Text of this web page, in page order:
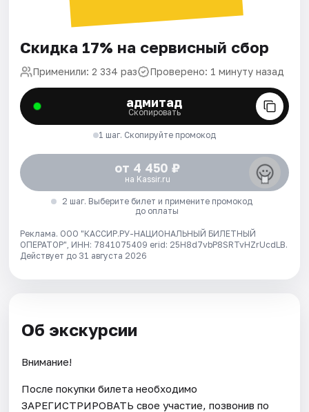
Скидка 17% на сервисный сбор
Применили: 2 334 раз Проверено: 1 минуту назад
адмитад
Скопировать
1 шаг. Скопируйте промокод
от 4 450 ₽
на Kassir.ru
2 шаг. Выберите билет и примените промокод
до оплаты
Реклама. ООО "КАССИР.РУ-НАЦИОНАЛЬНЫЙ БИЛЕТНЫЙ
ОПЕРАТОР", ИНН: 7841075409 erid: 25H8d7vbP8SRTvHZrUcdLB.
Действует до 31 августа 2026
Об экскурсии
Внимание!
После покупки билета необходимо
ЗАРЕГИСТРИРОВАТЬ свое участие, позвонив по